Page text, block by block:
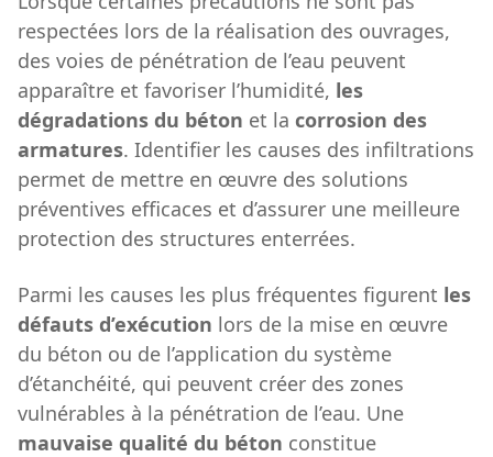
respectées lors de la réalisation des ouvrages,
des voies de pénétration de l’eau peuvent
apparaître et favoriser l’humidité, les
dégradations du béton et la corrosion des
armatures. Identifier les causes des infiltrations
permet de mettre en œuvre des solutions
préventives efficaces et d’assurer une meilleure
protection des structures enterrées.
Parmi les causes les plus fréquentes figurent les
défauts d’exécution lors de la mise en œuvre
du béton ou de l’application du système
d’étanchéité, qui peuvent créer des zones
vulnérables à la pénétration de l’eau. Une
mauvaise qualité du béton constitue